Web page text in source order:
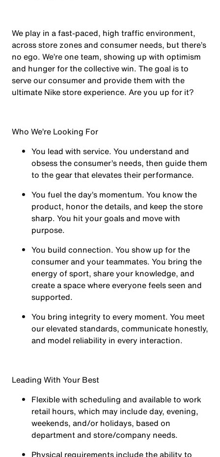
We play in a fast-paced, high traffic environment,
across store zones and consumer needs, but there’s
no ego. We’re one team, showing up with optimism
and hunger for the collective win. The goal is to
serve our consumer and provide them with the
ultimate Nike store experience. Are you up for it?
Who We’re Looking For
You lead with service. You understand and
obsess the consumer’s needs, then guide them
to the gear that elevates their performance.
You fuel the day’s momentum. You know the
product, honor the details, and keep the store
sharp. You hit your goals and move with
purpose.
You build connection. You show up for the
consumer and your teammates. You bring the
energy of sport, share your knowledge, and
create a space where everyone feels seen and
supported.
You bring integrity to every moment. You meet
our elevated standards, communicate honestly,
and model reliability in every interaction.
Leading With Your Best
Flexible with scheduling and available to work
retail hours, which may include day, evening,
weekends, and/or holidays, based on
department and store/company needs.
Physical requirements include the ability to